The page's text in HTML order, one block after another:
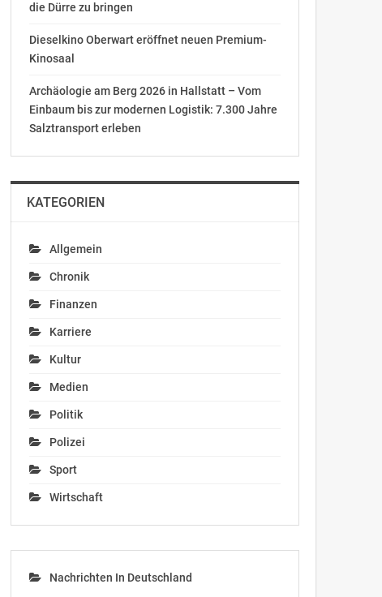
die Dürre zu bringen
Dieselkino Oberwart eröffnet neuen Premium-
Kinosaal
Archäologie am Berg 2026 in Hallstatt – Vom
Einbaum bis zur modernen Logistik: 7.300 Jahre
Salztransport erleben
KATEGORIEN
Allgemein
Chronik
Finanzen
Karriere
Kultur
Medien
Politik
Polizei
Sport
Wirtschaft
Nachrichten In Deutschland